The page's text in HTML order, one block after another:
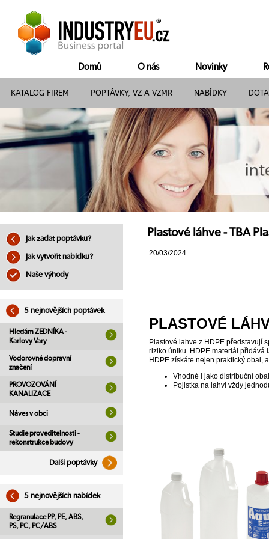
Domů O nás Novinky
KATALOG FIREM POPTÁVKY, VZ A VZMR NABÍDKY
Jak zadat poptávku?
Jak vytvořit nabídku?
Naše výhody
5 nejnovějších poptávek
Hledám ZEDNÍKA -
Karlovy Vary
Vodorovné dopravní
značení
PROVOZOVÁNÍ
KANALIZACE
Náves v obci
Studie proveditelnosti -
rekonstrukce budovy
Další poptávky
5 nejnovějších nabídek
Regranulace PP, PE, ABS,
PS, PC, PC/ABS
Plastové láhve - TBA
20/03/2024
PLASTOVÉ
Plastové lahve z HDPE představují
riziko úniku. HDPE materiál přidává
HDPE získáte nejen praktický obal,
Vhodné i jako distribuční obal
Pojistka na lahvi vždy